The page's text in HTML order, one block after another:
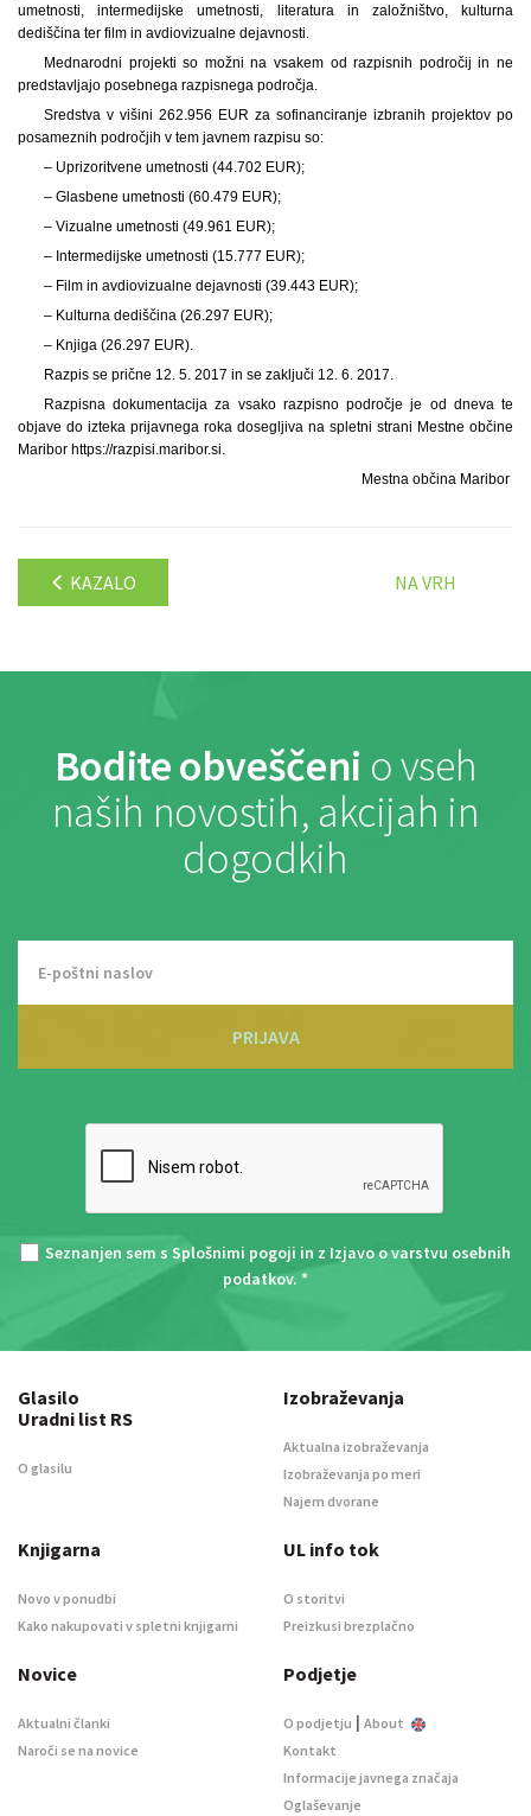
umetnosti, intermedijske umetnosti, literatura in založništvo, kulturna
dediščina ter film in avdiovizualne dejavnosti.
Mednarodni projekti so možni na vsakem od razpisnih področij in ne
predstavljajo posebnega razpisnega področja.
Sredstva v višini 262.956 EUR za sofinanciranje izbranih projektov po
posameznih področjih v tem javnem razpisu so:
– Uprizoritvene umetnosti (44.702 EUR);
– Glasbene umetnosti (60.479 EUR);
– Vizualne umetnosti (49.961 EUR);
– Intermedijske umetnosti (15.777 EUR);
– Film in avdiovizualne dejavnosti (39.443 EUR);
– Kulturna dediščina (26.297 EUR);
– Knjiga (26.297 EUR).
Razpis se prične 12. 5. 2017 in se zaključi 12. 6. 2017.
Razpisna dokumentacija za vsako razpisno področje je od dneva te
objave do izteka prijavnega roka dosegljiva na spletni strani Mestne občine
Maribor https://razpisi.maribor.si.
Mestna občina Maribor
KAZALO NA VRH
Bodite obveščeni o vseh
naših novostih, akcijah in
dogodkih
PRIJAVA
Seznanjen sem s Splošnimi pogoji in z Izjavo o varstvu osebnih
podatkov. *
Glasilo
Uradni list RS
O glasilu
Izobraževanja
Aktualna izobraževanja
Izobraževanja po meri
Najem dvorane
Knjigarna
Novo v ponudbi
Kako nakupovati v spletni knjigarni
UL info tok
O storitvi
Preizkusi brezplačno
Novice
Aktualni članki
Naroči se na novice
Podjetje
O podjetju | About
Kontakt
Informacije javnega značaja
Oglaševanje